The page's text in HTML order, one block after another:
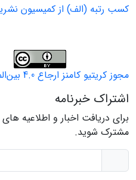
کسب رتبه (الف) از کمیسیون
مجوز کریتیو کامنز ارجاع 4.0 بین‌المللی
اشتراک خبرنامه
برای دریافت اخبار و اطلاعیه
مشترک شوید.